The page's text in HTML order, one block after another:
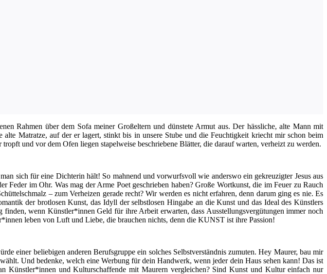
Rah­men über dem Sofa mei­ner Groß­el­tern und düns­te­te Armut aus. Der häss­li­che, alte Mann mit
Matrat­ze, auf der er lagert, stinkt bis in unse­re Stu­be und die Feuch­tig­keit kriecht mir schon beim
und vor dem Ofen lie­gen sta­pel­wei­se beschrie­be­ne Blät­ter, die dar­auf war­ten, ver­heizt zu werden.
sich für eine Dich­te­rin hält! So mah­nend und vor­wurfs­voll wie anders­wo ein gekreu­zig­ter Jesus aus
im Ohr. Was mag der Arme Poet geschrie­ben haben? Gro­ße Wort­kunst, die im Feu­er zu Rauch
– zum Ver­hei­zen gera­de recht? Wir wer­den es nicht erfah­ren, denn dar­um ging es nie. Es
der brot­lo­sen Kunst, das Idyll der selbst­lo­sen Hin­ga­be an die Kunst und das Ide­al des Künst­lers
wenn Künstler*innen Geld für ihre Arbeit erwar­ten, dass Aus­stel­lungs­ver­gü­tun­gen immer noch
leben von Luft und Lie­be, die brau­chen nichts, denn die KUNST ist ihre Passion!
einer belie­bi­gen ande­ren Berufs­grup­pe ein sol­ches Selbst­ver­ständ­nis zumu­ten. Hey Mau­rer, bau mir
Und beden­ke, welch eine Wer­bung für dein Hand­werk, wenn jeder dein Haus sehen kann! Das ist
Künstler*innen und Kul­tur­schaf­fen­de mit Mau­rern ver­glei­chen? Sind Kunst und Kul­tur ein­fach nur